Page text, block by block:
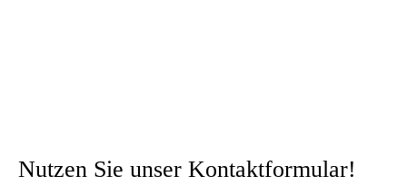
Nutzen Sie unser Kontaktformular!